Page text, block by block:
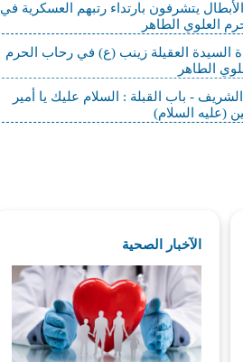
يتشرفون بارتداء رتبهم العسكرية في
العلوي الطاهر
السيدة العقيلة زينب (ع) في رحاب الحرم
الطاهر
- باب القبلة : السلام عليك يا أمير
(عليه السلام)
الآخبار الصحية